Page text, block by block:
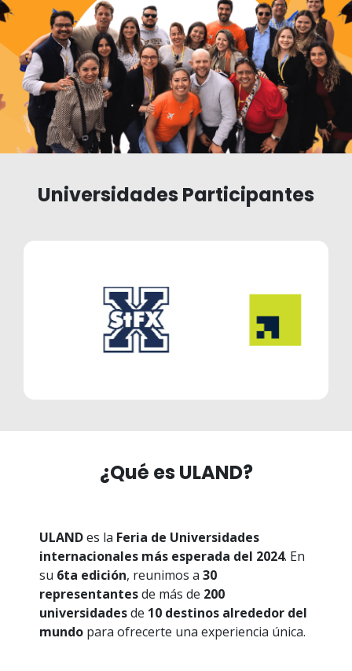
Universidades Participantes
¿Qué es ULAND?
ULANDes la Feria de Universidades
internacionales más esperada del 2024. En
su 6ta edición, reunimos a 30
representantesde más de 200
universidadesde 10 destinos alrededor del
mundo para ofrecerte una experiencia única.